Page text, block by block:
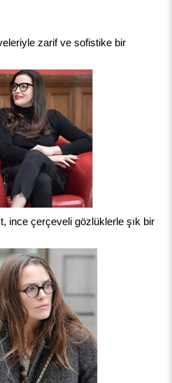
zarif ve sofistike bir
ince çerçeveli gözlüklerle şık bir